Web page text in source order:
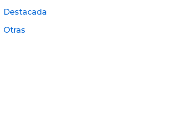
Destacada
Otras